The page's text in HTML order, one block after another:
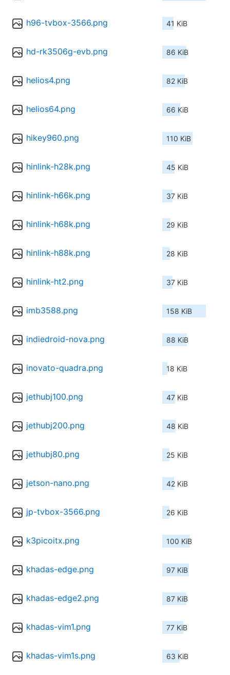
h96-tvbox-3566.png 41 KiB
hd-rk3506g-evb.png 86 KiB
helios4.png 82 KiB
helios64.png 66 KiB
hikey960.png 110 KiB
hinlink-h28k.png 45 KiB
hinlink-h66k.png 37 KiB
hinlink-h68k.png 29 KiB
hinlink-h88k.png 28 KiB
hinlink-ht2.png 37 KiB
imb3588.png 158 KiB
indiedroid-nova.png 88 KiB
inovato-quadra.png 18 KiB
jethubj100.png 47 KiB
jethubj200.png 48 KiB
jethubj80.png 25 KiB
jetson-nano.png 42 KiB
jp-tvbox-3566.png 26 KiB
k3picoitx.png 100 KiB
khadas-edge.png 97 KiB
khadas-edge2.png 87 KiB
khadas-vim1.png 77 KiB
khadas-vim1s.png 63 KiB